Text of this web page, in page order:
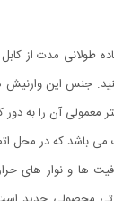
طولانی مدت از
جنس این وارنیش
معمولی آن را به
می باشد که در محل